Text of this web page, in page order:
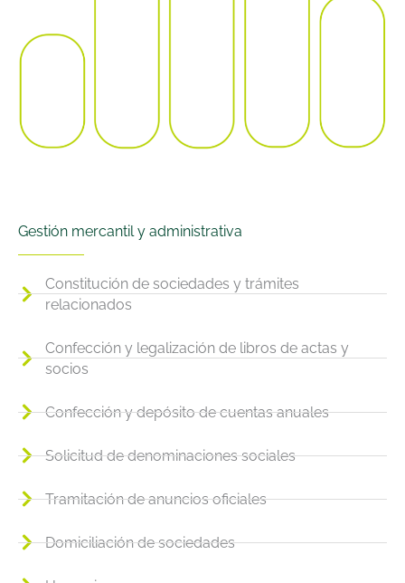
Gestión mercantil y administrativa
Constitución de sociedades y trámites
relacionados
Confección y legalización de libros de actas y
socios
Confección y depósito de cuentas anuales
Solicitud de denominaciones sociales
Tramitación de anuncios oficiales
Domiciliación de sociedades